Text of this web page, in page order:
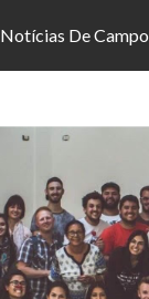
Notícias De Campo